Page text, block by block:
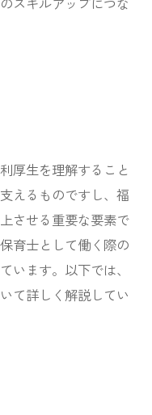
厚生を理解すること
えるものですし、福
させる重要な要素で
育士として働く際の
います。以下では、
て詳しく解説してい